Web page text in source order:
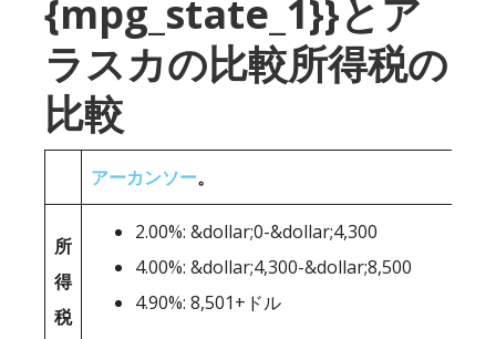
{mpg_state_1}}とア
ラスカの比較所得税の
比較
アーカンソー。
所
得
税
2.00%: &dollar;0-&dollar;4,300
4.00%: &dollar;4,300-&dollar;8,500
4.90%: 8,501+ドル